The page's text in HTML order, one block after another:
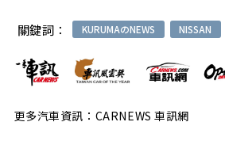
關鍵詞： KURUMAのNEWS NISSAN
更多汽車資訊：CARNEWS 車訊網